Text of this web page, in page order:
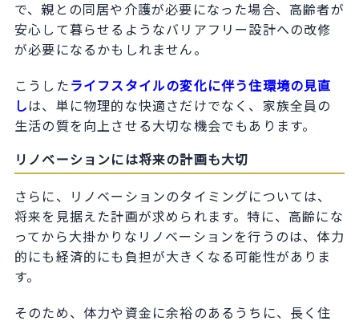
で、親との同居や介護が必要になった場合、高齢者が
安心して暮らせるようなバリアフリー設計への改修
が必要になるかもしれません。
こうしたライフスタイルの変化に伴う住環境の見直
しは、単に物理的な快適さだけでなく、家族全員の
生活の質を向上させる大切な機会でもあります。
リノベーションには将来の計画も大切
さらに、リノベーションのタイミングについては、
将来を見据えた計画が求められます。特に、高齢にな
ってから大掛かりなリノベーションを行うのは、体力
的にも経済的にも負担が大きくなる可能性がありま
す。
そのため、体力や資金に余裕のあるうちに、長く住